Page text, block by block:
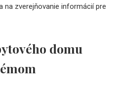
na zverejňovanie informácií pre
domu